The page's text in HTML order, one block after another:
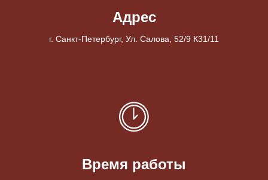
Адрес
г. Санкт-Петербург, Ул. Салова, 52/9 К31/11
Время работы